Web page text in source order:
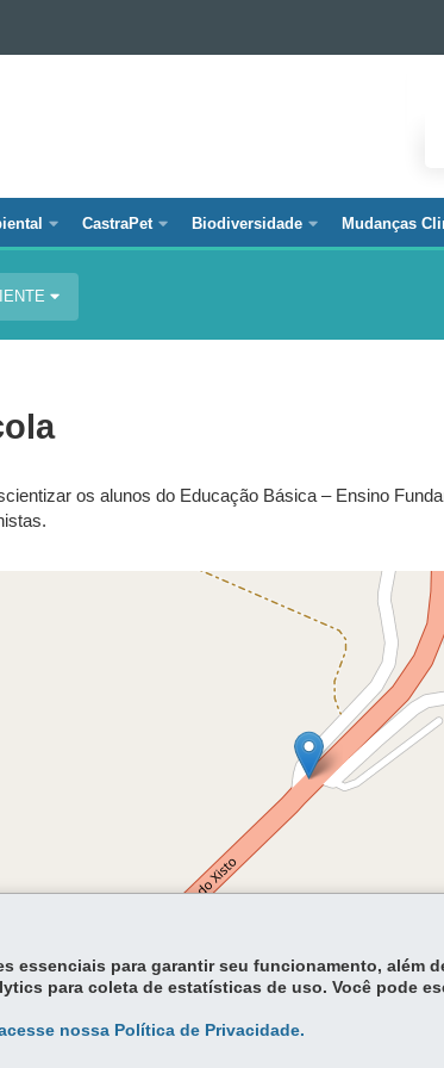
CastraPet Biodiversidade Mudanças
os alunos do Educação Básica – Ensino
essenciais para garantir seu funcionamento, além
para coleta de estatísticas de uso. Você pode
nossa Política de Privacidade.